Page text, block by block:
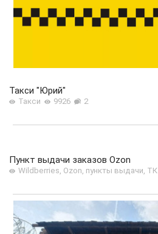
Такси "Юрий"
Такси 9926 2
Пункт выдачи заказов Ozon
Wildberries, Ozon, пункты выдачи, ТК